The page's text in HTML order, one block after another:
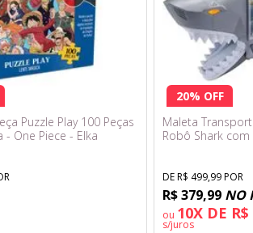
Puzzle Play 100 Peças
- One Piece - Elka
20% OFF
Maleta
Robô Shark com
DE R$ 499,99 POR
R$ 379,99 NO
ou 10X DE
s/juros